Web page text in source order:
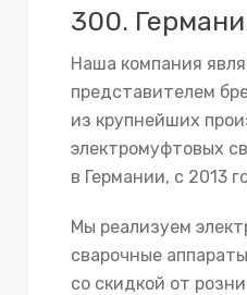
300.
Наша компания
представителем
из крупнейших
электромуфтовых
в Германии, с 2013
Мы реализуем
сварочные
со скидкой от